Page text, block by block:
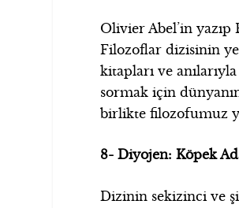
Olivier Abel’in
Filozoflar dizisinin
kitapları ve
sormak için
birlikte filozofumuz
8- Diyojen: Köpek
Dizinin sekizinci ve